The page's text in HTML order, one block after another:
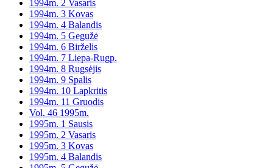
1994m. 2 Vasaris
1994m. 3 Kovas
1994m. 4 Balandis
1994m. 5 Gegužė
1994m. 6 Birželis
1994m. 7 Liepa-Rugp.
1994m. 8 Rugsėjis
1994m. 9 Spalis
1994m. 10 Lapkritis
1994m. 11 Gruodis
Vol. 46 1995m.
1995m. 1 Sausis
1995m. 2 Vasaris
1995m. 3 Kovas
1995m. 4 Balandis